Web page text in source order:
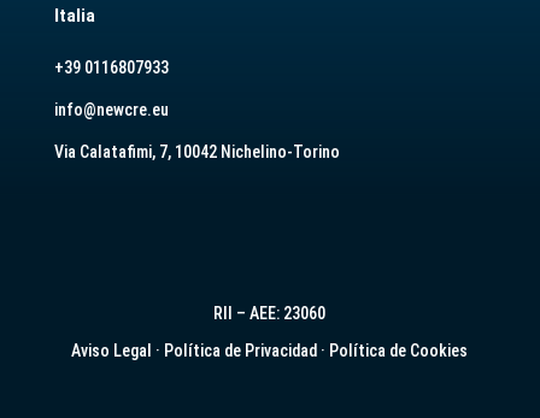
Italia
+39 0116807933
info@newcre.eu
Via Calatafimi, 7, 10042 Nichelino-Torino
RII – AEE: 23060
Aviso Legal · Política de Privacidad · Política de Cookies